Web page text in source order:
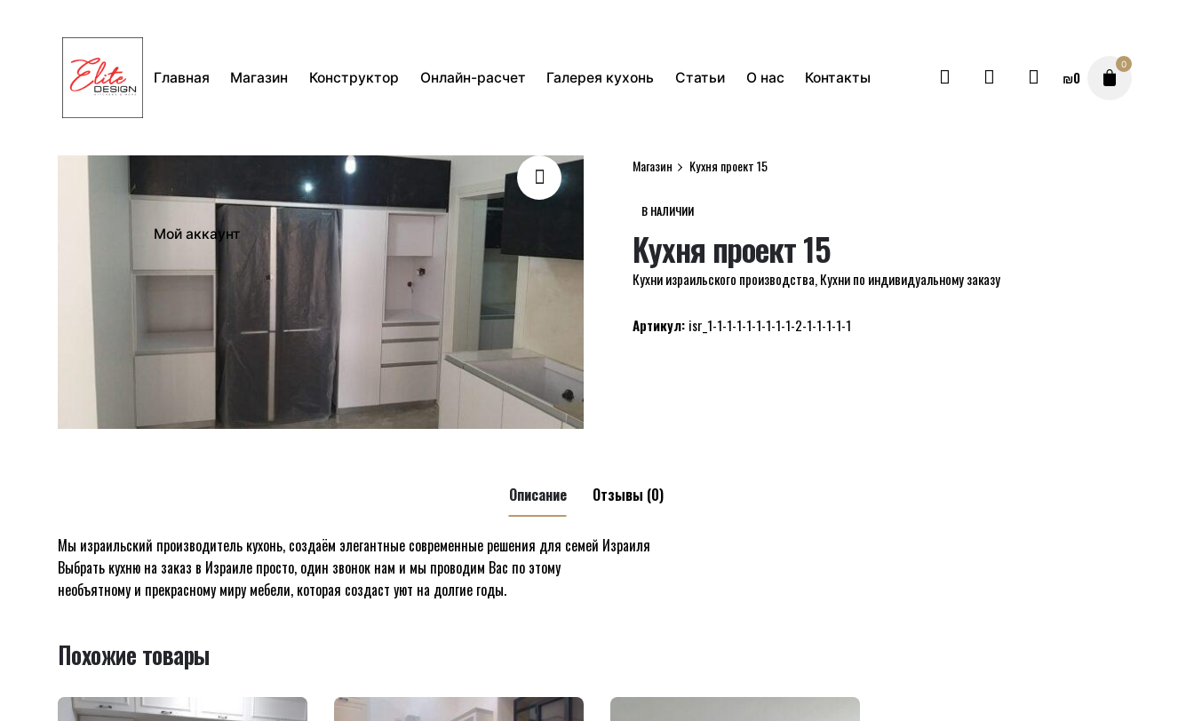
содержимому
Главная Магазин Конструктор Онлайн-расчет Галерея кухонь Статьи О нас Контакты
Мой аккаунт
₪0
0
Магазин Kухня проект 15
В НАЛИЧИИ
Kухня проект 15
Кухни израильского производства,Кухни по индивидуальному заказу
Артикул: isr_1-1-1-1-1-1-1-1-1-2-1-1-1-1-1
Описание Отзывы (0)
Мы израильский производитель кухонь, создаём элегантные современные решения для семей Израиля
Выбрать кухню на заказ в Израиле просто, один звонок нам и мы проводим Вас по этому
необъятному и прекрасному миру мебели, которая создаст уют на долгие годы.
Отзывов пока нет.
Будьте первым, кто оставил отзыв на “Kухня проект 15”
Ваш адрес email не будет опубликован. Обязательные поля помечены*
Похожие товары